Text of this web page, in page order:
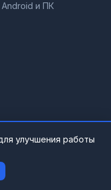
Android и ПК
улучшения работы